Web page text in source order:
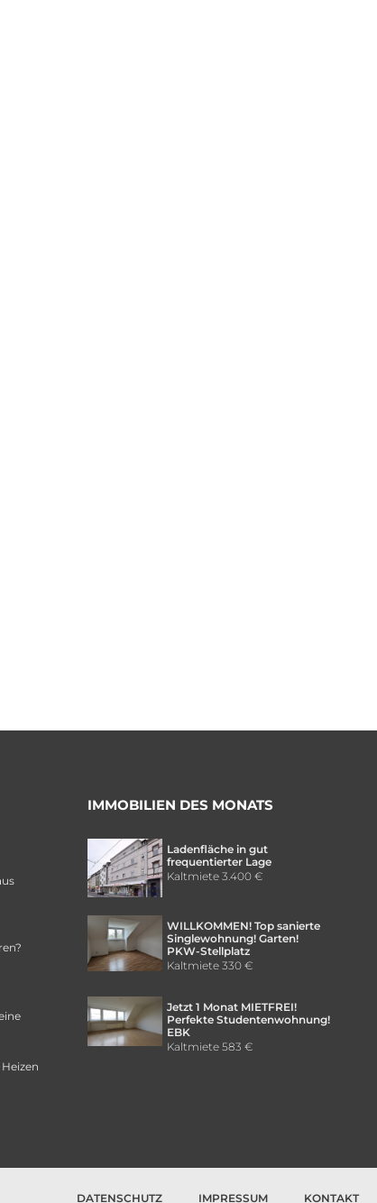
IMMOBILIEN DES MONATS
Ladenfläche in gut
frequentierter Lage
Kaltmiete3.400 €
WILLKOMMEN! Top sanierte
Singlewohnung! Garten!
PKW-Stellplatz
Kaltmiete330 €
Jetzt 1 Monat MIETFREI!
Perfekte Studentenwohnung!
EBK
Kaltmiete583 €
DATENSCHUTZ IMPRESSUM KONTAKT